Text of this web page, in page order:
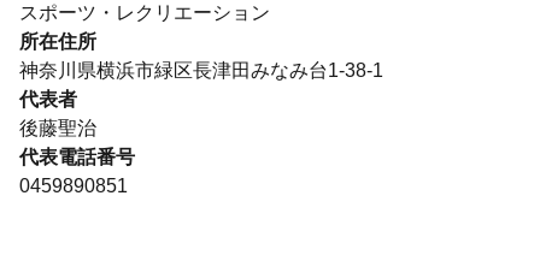
スポーツ・レクリエーション
所在住所
神奈川県横浜市緑区長津田みなみ台1-38-1
代表者
後藤聖治
代表電話番号
0459890851